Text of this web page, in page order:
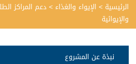
الرئيسية > الإيواء والغذاء >دعم المراكز
والإيوائية
نبذة عن المشروع